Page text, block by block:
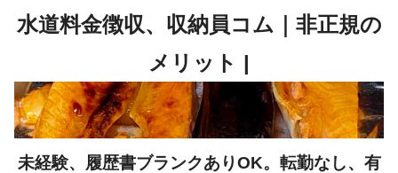
未経験、履歴書ブランクありOK。転勤なし、有